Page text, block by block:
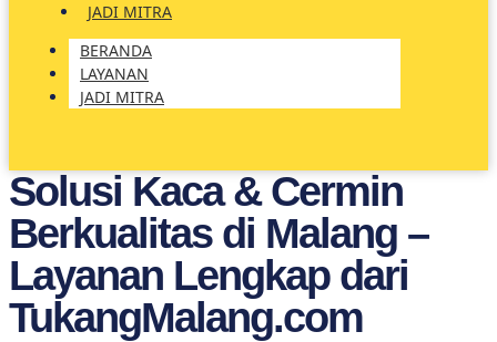
JADI MITRA
BERANDA
LAYANAN
JADI MITRA
Skip
to
content
Solusi Kaca & Cermin
Berkualitas di Malang –
Layanan Lengkap dari
TukangMalang.com